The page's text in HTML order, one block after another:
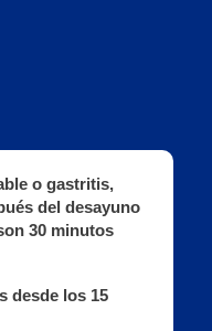
o gastritis,
del desayuno
30 minutos
desde los 15